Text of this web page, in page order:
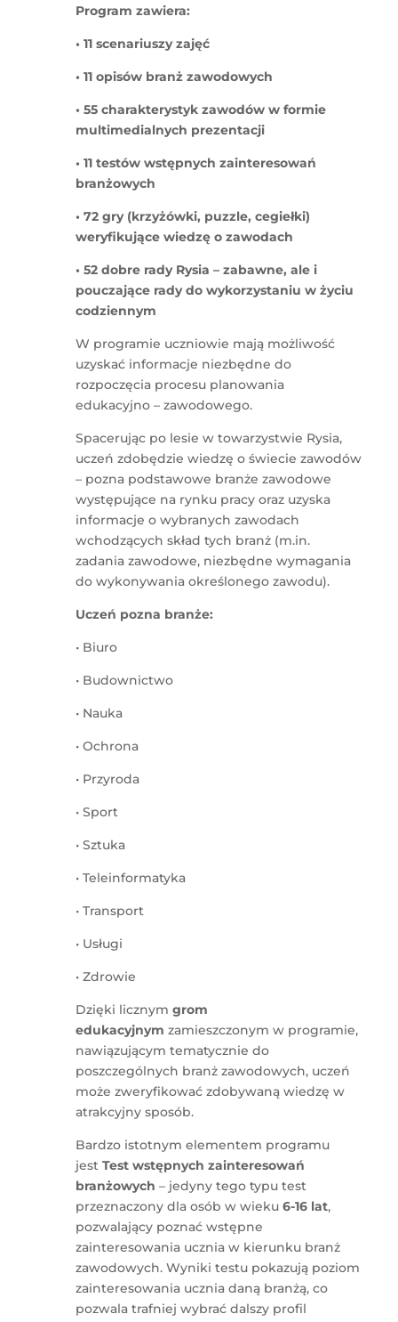
Program zawiera:
• 11 scenariuszy zajęć
• 11 opisów branż zawodowych
• 55 charakterystyk zawodów w formie
multimedialnych prezentacji
• 11 testów wstępnych zainteresowań
branżowych
• 72 gry (krzyżówki, puzzle, cegiełki)
weryfikujące wiedzę o zawodach
• 52 dobre rady Rysia – zabawne, ale i
pouczające rady do wykorzystaniu w życiu
codziennym
W programie uczniowie mają możliwość
uzyskać informacje niezbędne do
rozpoczęcia procesu planowania
edukacyjno – zawodowego.
Spacerując po lesie w towarzystwie Rysia,
uczeń zdobędzie wiedzę o świecie zawodów
– pozna podstawowe branże zawodowe
występujące na rynku pracy oraz uzyska
informacje o wybranych zawodach
wchodzących skład tych branż (m.in.
zadania zawodowe, niezbędne wymagania
do wykonywania określonego zawodu).
Uczeń pozna branże:
• Biuro
• Budownictwo
• Nauka
• Ochrona
• Przyroda
• Sport
• Sztuka
• Teleinformatyka
• Transport
• Usługi
• Zdrowie
Dzięki licznymgrom
edukacyjnym zamieszczonym w programie,
nawiązującym tematycznie do
poszczególnych branż zawodowych, uczeń
może zweryfikować zdobywaną wiedzę w
atrakcyjny sposób.
Bardzo istotnym elementem programu
jestTest wstępnych zainteresowań
branżowych – jedyny tego typu test
przeznaczony dla osób w wieku6-16 lat,
pozwalający poznać wstępne
zainteresowania ucznia w kierunku branż
zawodowych. Wyniki testu pokazują poziom
zainteresowania ucznia daną branżą, co
pozwala trafniej wybrać dalszy profil